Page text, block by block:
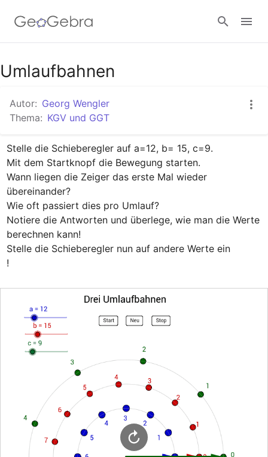
Google Classroom
GeoGebra Classroom
Anmelden
Umlaufbahnen
Autor: Georg Wengler
Thema: KGV und GGT
Stelle die Schieberegler auf a=12, b= 15, c=9.
Mit dem Startknopf die Bewegung starten.
Wann liegen die Zeiger das erste Mal wieder
übereinander?
Wie oft passiert dies pro Umlauf?
Notiere die Antworten und überlege, wie man die Werte
berechnen kann!
Stelle die Schieberegler nun auf andere Werte ein
!